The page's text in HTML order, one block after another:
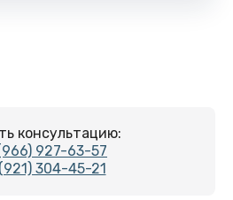
консультацию:
927-63-57
304-45-21